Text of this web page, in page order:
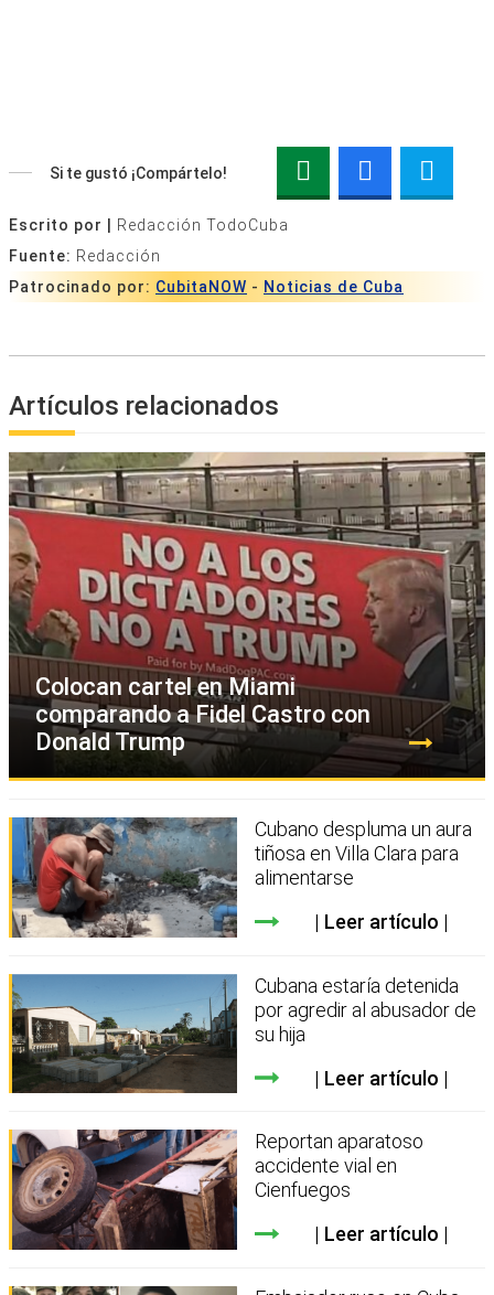
Si te gustó ¡Compártelo!
Escrito por |
Redacción TodoCuba
Fuente: Redacción
Patrocinado por: CubitaNOW - Noticias de Cuba
Artículos relacionados
Colocan cartel en Miami
comparando a Fidel Castro con
Donald Trump
Cubano despluma un aura
tiñosa en Villa Clara para
alimentarse
Leer artículo
Cubana estaría detenida
por agredir al abusador de
su hija
Leer artículo
Reportan aparatoso
accidente vial en
Cienfuegos
Leer artículo